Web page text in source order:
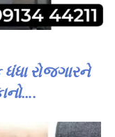
રોજગારને